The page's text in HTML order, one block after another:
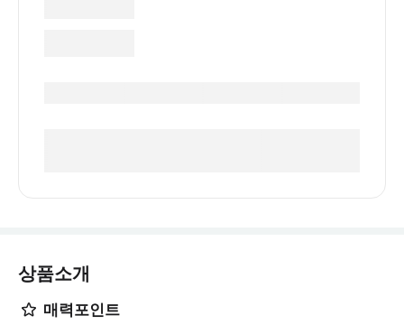
상품소개
매력포인트